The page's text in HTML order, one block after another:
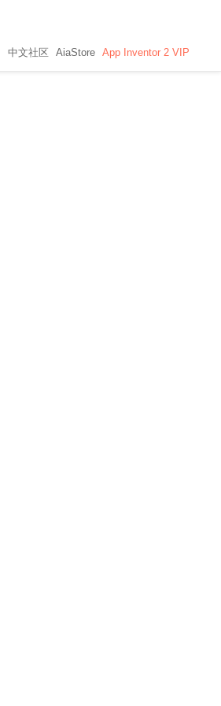
中文社区 AiaStore App Inventor 2 VIP